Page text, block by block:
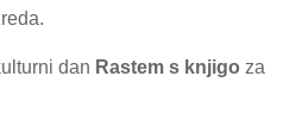
dan Rastem s knjigo za